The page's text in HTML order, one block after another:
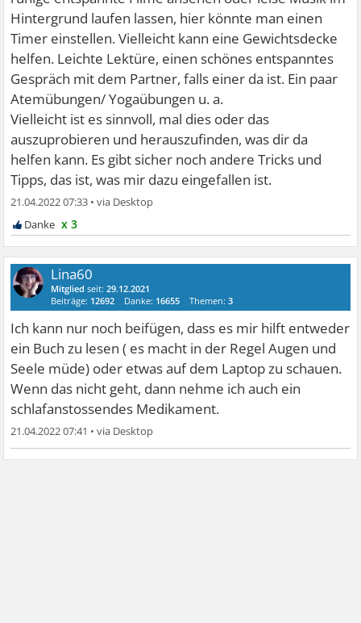
Hintergrund laufen lassen, hier könnte man einen
Timer einstellen. Vielleicht kann eine Gewichtsdecke
helfen. Leichte Lektüre, einen schönes entspanntes
Gespräch mit dem Partner, falls einer da ist. Ein paar
Atemübungen/ Yogaübungen u. a.
Vielleicht ist es sinnvoll, mal dies oder das
auszuprobieren und herauszufinden, was dir da
helfen kann. Es gibt sicher noch andere Tricks und
Tipps, das ist, was mir dazu eingefallen ist.
21.04.2022 07:33 •
x 3
Lina60
Mitglied seit:29.12.2021
Beiträge: 12692 Danke: 16655 Themen:3
Ich kann nur noch beifügen, dass es mir hilft entweder
ein Buch zu lesen ( es macht in der Regel Augen und
Seele müde) oder etwas auf dem Laptop zu schauen.
Wenn das nicht geht, dann nehme ich auch ein
schlafanstossendes Medikament.
21.04.2022 07:41 •